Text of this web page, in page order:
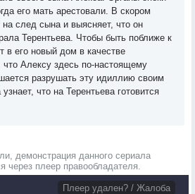
его мать арестовали. В скором
след сына и выясняет, что он
Терентьева. Чтобы быть поближе к
в его новый дом в качестве
что Алексу здесь по-настоящему
разрушать эту идиллию своим
что на Терентьева готовится
демонстрация данного сериала
через плеер правообладателя.
Плеер удален? / Жалоба